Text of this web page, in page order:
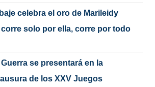
celebra el oro de Marileidy
corre solo por ella, corre por todo
se presentará en la
de los XXV Juegos